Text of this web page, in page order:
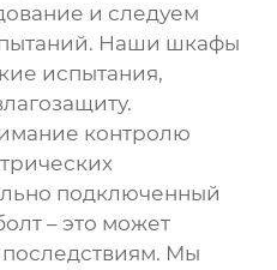
и следуем
Наши шкафы
испытания,
контролю
подключенный
– это может
Мы